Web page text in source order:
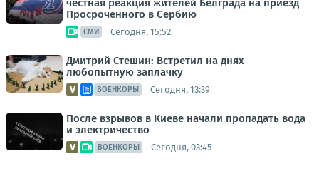
честная реакция жителей Белграда на приезд
Просроченного в Сербию
СМИ Сегодня, 15:52
Дмитрий Стешин: Встретил на днях
любопытную заплачку
ВОЕНКОРЫ Сегодня, 13:39
После взрывов в Киеве начали пропадать вода
и электричество
ВОЕНКОРЫ Сегодня, 03:45